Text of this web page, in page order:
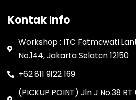
Kontak Info
Workshop : ITC Fatmawati
No.144, Jakarta Selatan 12150
+62 811 9122 169
(PICKUP POINT) Jln J No.38